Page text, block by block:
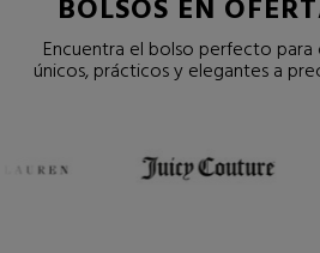
BOLSOS EN
Encuentra el bolso perfecto para
únicos, prácticos y elegantes a